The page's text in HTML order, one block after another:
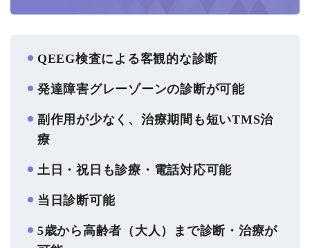
QEEG検査による客観的な診断
発達障害グレーゾーンの診断が可能
副作用が少なく、治療期間も短いTMS治
療
土日・祝日も診療・電話対応可能
当日診断可能
5歳から高齢者（大人）まで診断・治療が